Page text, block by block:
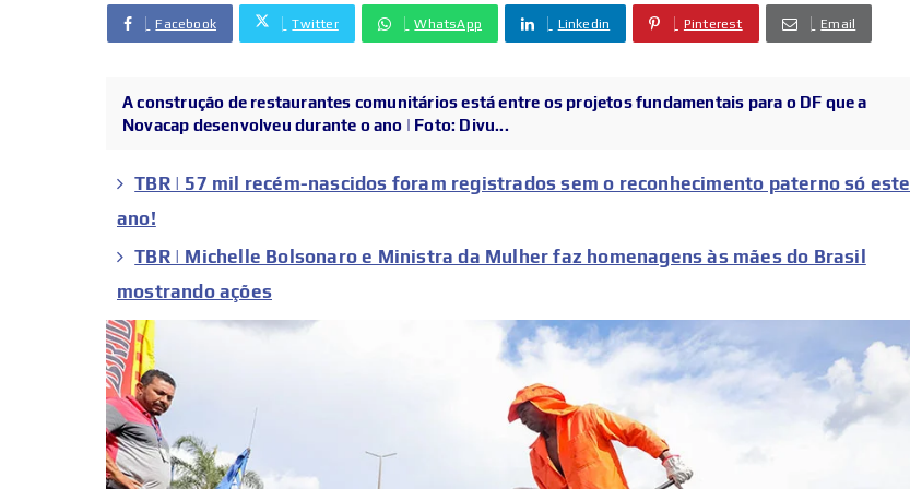
Facebook Twitter WhatsApp Linkedin Pinterest Email
A construção de restaurantes comunitários está entre os projetos fundamentais para o DF que a
Novacap desenvolveu durante o ano | Foto: Divu...
TBR | 57 mil recém-nascidos foram registrados sem o reconhecimento paterno só este
ano!
TBR | Michelle Bolsonaro e Ministra da Mulher faz homenagens às mães do Brasil
mostrando ações